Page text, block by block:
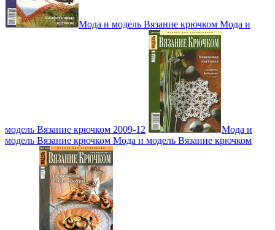
Мода и модель Вязание крючком Мода и
модель Вязание крючком 2009-12
Мода и
модель Вязание крючком Мода и модель Вязание крючком